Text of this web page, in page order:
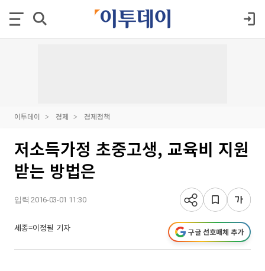
이투데이 경제 경제정책
저소득가정 초중고생, 교육비 지원
받는 방법은
입력 2016-03-01 11:30
세종=이정필 기자 구글 선호매체 추가